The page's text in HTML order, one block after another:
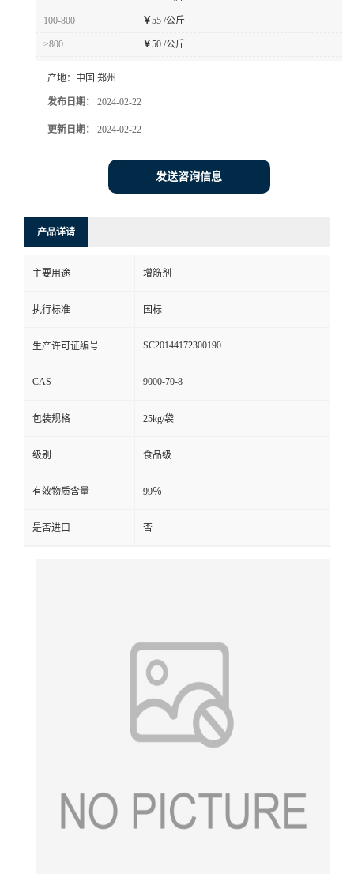
100-800 ￥55 /公斤
≥800 ￥50 /公斤
产地： 中国 郑州
发布日期： 2024-02-22
更新日期： 2024-02-22
发送咨询信息
产品详请
主要用途 增筋剂
执行标准 国标
生产许可证编号 SC20144172300190
CAS 9000-70-8
包装规格 25kg/袋
级别 食品级
有效物质含量 99％
是否进口 否